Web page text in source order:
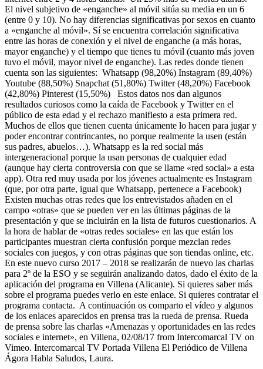
El nivel subjetivo de «enganche» al móvil sitúa su media en un 6
(entre 0 y 10). No hay diferencias significativas por sexos en cuanto
a «enganche al móvil». Sí se encuentra correlación significativa
entre las horas de conexión y el nivel de enganche (a más horas,
mayor enganche) y el tiempo que tienes tu móvil (cuanto más joven
tuvo el móvil, mayor nivel de enganche). Las redes donde tienen
cuenta son las siguientes: Whatsapp (98,20%) Instagram (89,40%)
Youtube (88,50%) Snapchat (51,80%) Twitter (48,20%) Facebook
(42,80%) Pinterest (15,50%) Estos datos nos dan algunos
resultados curiosos como la caída de Facebook y Twitter en el
público de esta edad y el rechazo manifiesto a esta primera red.
Muchos de ellos que tienen cuenta únicamente lo hacen para jugar y
poder encontrar contrincantes, no porque realmente la usen (están
sus padres, abuelos…). Whatsapp es la red social más
intergeneracional porque la usan personas de cualquier edad
(aunque hay cierta controversia con que se llame «red social» a esta
app). Otra red muy usada por los jóvenes actualmente es Instagram
(que, por otra parte, igual que Whatsapp, pertenece a Facebook)
Existen muchas otras redes que los entrevistados añaden en el
campo «otras» que se pueden ver en las últimas páginas de la
presentación y que se incluirán en la lista de futuros cuestionarios. A
la hora de hablar de «otras redes sociales» en las que están los
participantes muestran cierta confusión porque mezclan redes
sociales con juegos, y con otras páginas que son tiendas online, etc.
En este nuevo curso 2017 – 2018 se realizarán de nuevo las charlas
para 2º de la ESO y se seguirán analizando datos, dado el éxito de la
aplicación del programa en Villena (Alicante). Si quieres saber más
sobre el programa puedes verlo en este enlace. Si quieres contratar el
programa contacta. A continuación os comparto el vídeo y algunos
de los enlaces aparecidos en prensa tras la rueda de prensa. Rueda
de prensa sobre las charlas «Amenazas y oportunidades en las redes
sociales e internet», en Villena, 02/08/17 from Intercomarcal TV on
Vimeo. Intercomarcal TV Portada Villena El Periódico de Villena
Ágora Habla Saludos, Laura.